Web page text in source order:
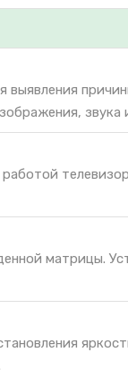
выявления
звука
матрицы.